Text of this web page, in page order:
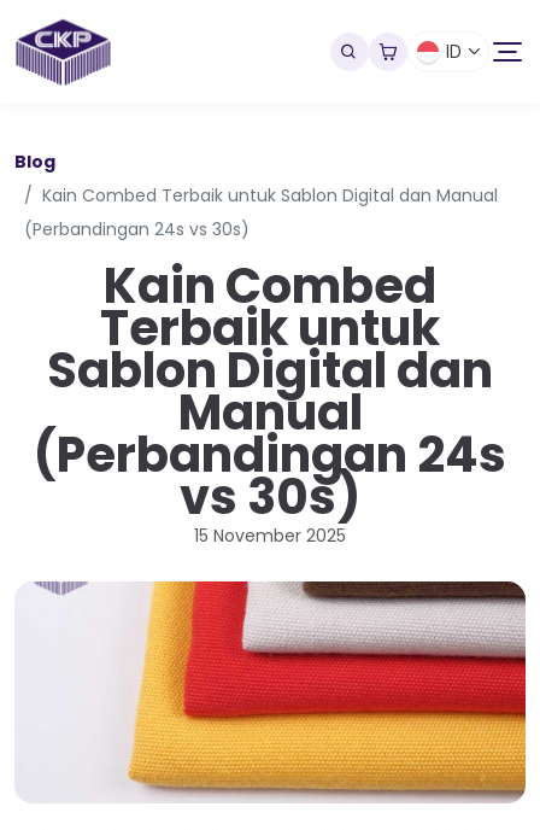
ID
Blog
Kain Combed Terbaik untuk Sablon Digital dan Manual
(Perbandingan 24s vs 30s)
Kain Combed
Terbaik untuk
Sablon Digital dan
Manual
(Perbandingan 24s
vs 30s)
15 November 2025